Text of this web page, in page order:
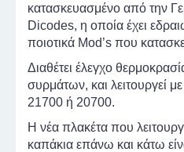
κατασκευασμένο από την
Dicodes, η οποία έχει
ποιοτικά Mod’s που
Διαθέτει έλεγχο
συρμάτων, και λειτουργεί
21700 ή 20700.
Η νέα πλακέτα που
καπάκια επάνω και κάτω